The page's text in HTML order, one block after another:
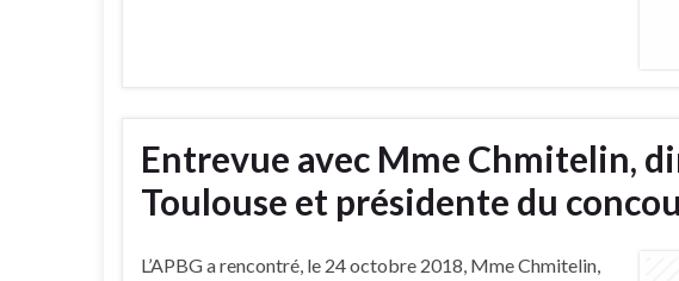
Entrevue avec Mme Chmitelin,
Toulouse et présidente du
L’APBG a rencontré, le 24 octobre 2018, Mme Chmitelin,